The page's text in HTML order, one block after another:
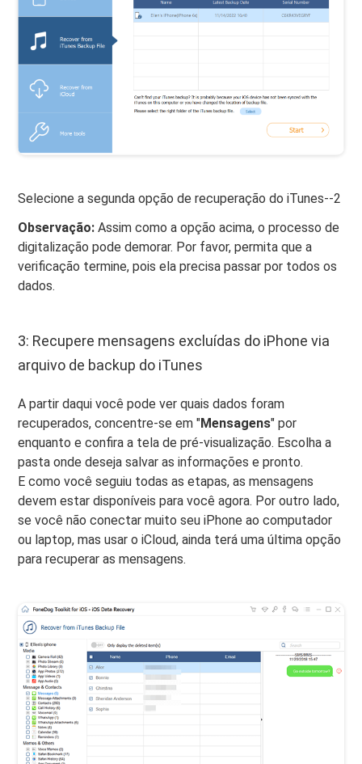
Selecione a segunda opção de recuperação do iTunes--2
Observação: Assim como a opção acima, o processo de
digitalização pode demorar. Por favor, permita que a
verificação termine, pois ela precisa passar por todos os
dados.
3: Recupere mensagens excluídas do iPhone via
arquivo de backup do iTunes
A partir daqui você pode ver quais dados foram
recuperados, concentre-se em "Mensagens" por
enquanto e confira a tela de pré-visualização. Escolha a
pasta onde deseja salvar as informações e pronto.
E como você seguiu todas as etapas, as mensagens
devem estar disponíveis para você agora. Por outro lado,
se você não conectar muito seu iPhone ao computador
ou laptop, mas usar o iCloud, ainda terá uma última opção
para recuperar as mensagens.